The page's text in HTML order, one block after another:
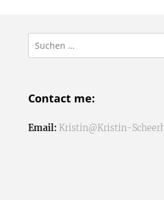
Suchen
nach:
Contact me:
Email: Kristin@Kristin-